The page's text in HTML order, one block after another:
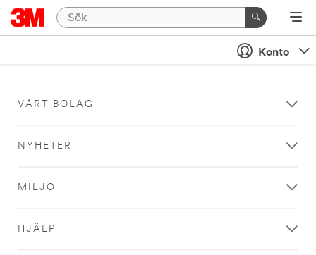
Konto
VÅRT BOLAG
NYHETER
MILJÖ
HJÄLP